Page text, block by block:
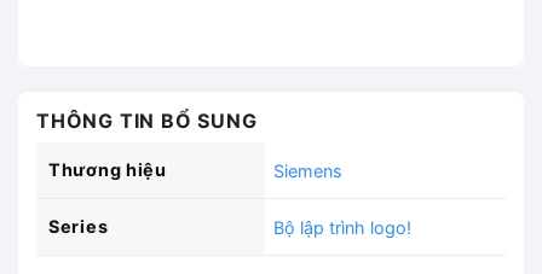
THÔNG TIN BỔ SUNG
Thương hiệu Siemens
Series Bộ lập trình logo!